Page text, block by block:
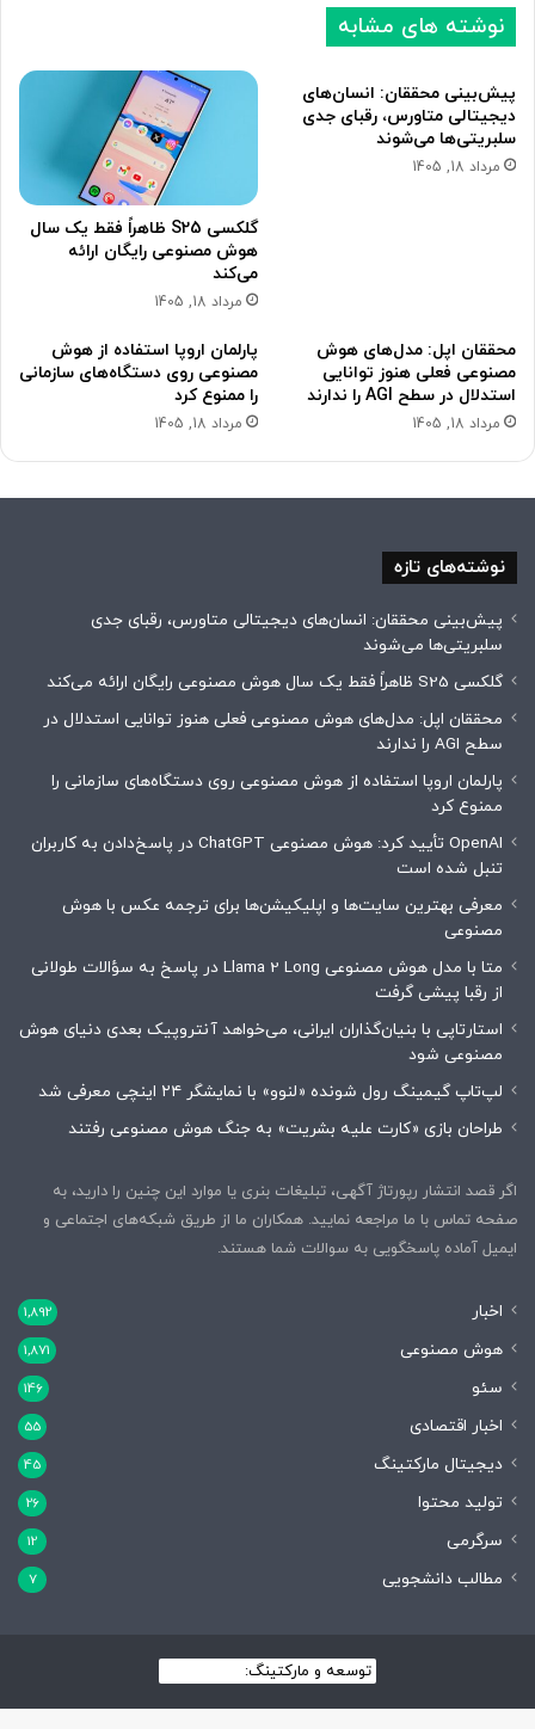
نوشته های مشابه
پیش‌بینی محققان: انسان‌های
دیجیتالی متاورس، رقبای جدی
سلبریتی‌ها می‌شوند
مرداد 18, 1405
گلکسی S25 ظاهراً فقط یک سال
هوش مصنوعی رایگان ارائه
می‌کند
مرداد 18, 1405
محققان اپل: مدل‌های هوش
مصنوعی فعلی هنوز توانایی
استدلال در سطح AGI را ندارند
مرداد 18, 1405
پارلمان اروپا استفاده از هوش
مصنوعی روی دستگاه‌های سازمانی
را ممنوع کرد
مرداد 18, 1405
نوشته‌های تازه
پیش‌بینی محققان: انسان‌های دیجیتالی متاورس، رقبای جدی
سلبریتی‌ها می‌شوند
گلکسی S25 ظاهراً فقط یک سال هوش مصنوعی رایگان ارائه می‌کند
محققان اپل: مدل‌های هوش مصنوعی فعلی هنوز توانایی استدلال در
سطح AGI را ندارند
پارلمان اروپا استفاده از هوش مصنوعی روی دستگاه‌های سازمانی را
ممنوع کرد
OpenAI تأیید کرد: هوش مصنوعی ChatGPT در پاسخ‌دادن به کاربران
تنبل شده است
معرفی بهترین سایت‌ها و اپلیکیشن‌ها برای ترجمه عکس با هوش
مصنوعی
متا با مدل هوش مصنوعی Llama 2 Long در پاسخ به سؤالات طولانی
از رقبا پیشی گرفت
استارتاپی با بنیان‌گذاران ایرانی، می‌خواهد آنتروپیک بعدی دنیای هوش
مصنوعی شود
لپ‌تاپ گیمینگ رول شونده «لنوو» با نمایشگر ۲۴ اینچی معرفی شد
طراحان بازی «کارت علیه بشریت» به جنگ هوش مصنوعی رفتند
اگر قصد انتشار رپورتاژ آگهی، تبلیغات بنری یا موارد این چنین را دارید، به
صفحه تماس با ما مراجعه نمایید. همکاران ما از طریق شبکه‌های اجتماعی و
ایمیل آماده پاسخگویی به سوالات شما هستند.
اخبار 1,892
هوش مصنوعی 1,871
سئو 146
اخبار اقتصادی 55
دیجیتال مارکتینگ 45
تولید محتوا 26
سرگرمی 12
مطالب دانشجویی 7
توسعه و مارکتینگ: